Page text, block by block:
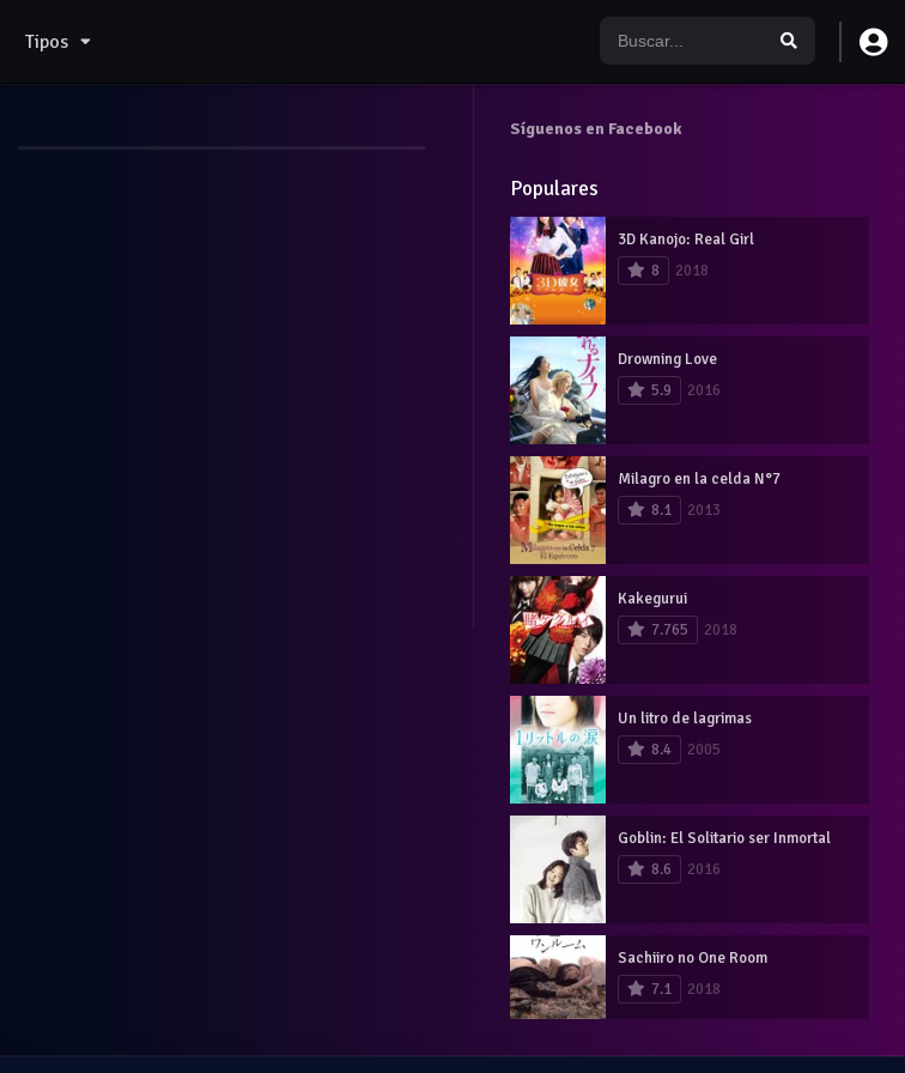
Tipos
Síguenos en Facebook
Populares
3D Kanojo: Real Girl
8
2018
Drowning Love
5.9
2016
Milagro en la celda N°7
8.1
2013
Kakegurui
7.765
2018
Un litro de lagrimas
8.4
2005
Goblin: El Solitario ser Inmortal
8.6
2016
Sachiiro no One Room
7.1
2018